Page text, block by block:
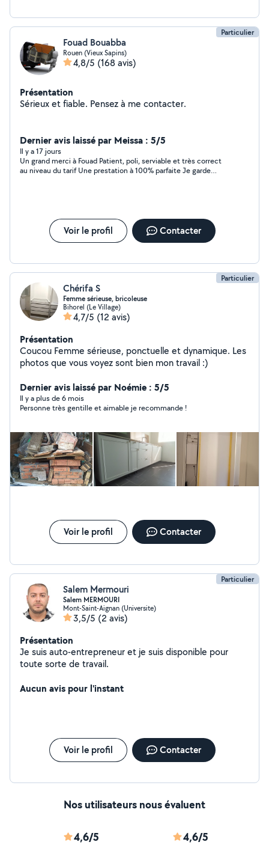
Particulier
Fouad Bouabba
Rouen (Vieux Sapins)
4,8/5 (168 avis)
Présentation
Sérieux et fiable. Pensez à me contacter.
Dernier avis laissé par Meissa : 5/5
Il y a 17 jours
Un grand merci à Fouad Patient, poli, serviable et très correct
au niveau du tarif Une prestation à 100% parfaite Je garde
Voir le profil Contacter
Particulier
Chérifa S
Femme sérieuse, bricoleuse
Bihorel (Le Village)
4,7/5 (12 avis)
Présentation
Coucou Femme sérieuse, ponctuelle et dynamique. Les
photos que vous voyez sont bien mon travail :)
Dernier avis laissé par Noémie : 5/5
Il y a plus de 6 mois
Personne très gentille et aimable je recommande !
Voir le profil Contacter
Particulier
Salem Mermouri
Salem MERMOURI
Mont-Saint-Aignan (Universite)
3,5/5 (2 avis)
Présentation
Je suis auto-entrepreneur et je suis disponible pour
toute sorte de travail.
Aucun avis pour l'instant
Voir le profil Contacter
Nos utilisateurs nous évaluent
4,6/5 4,6/5